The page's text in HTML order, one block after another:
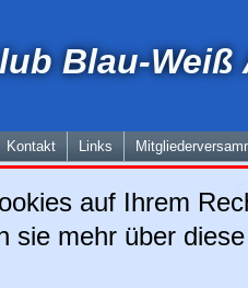
Blau-Weiß
Kontakt Links
auf Ihrem
sie mehr über